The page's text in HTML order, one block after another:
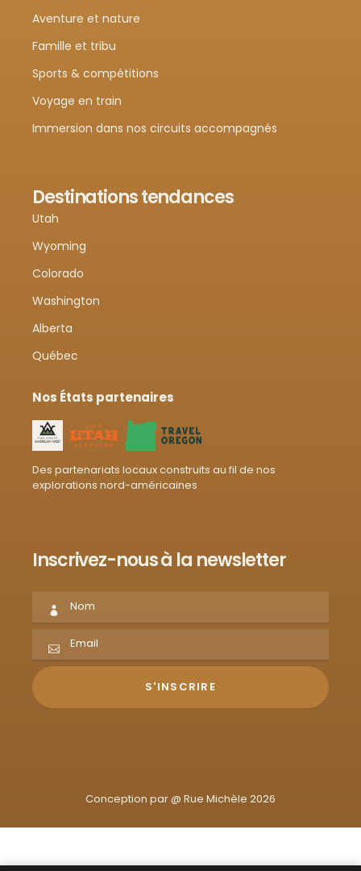
Aventure et nature
Famille et tribu
Sports & compétitions
Voyage en train
Immersion dans nos circuits accompagnés
Destinations tendances
Utah
Wyoming
Colorado
Washington
Alberta
Québec
Nos États partenaires
Des partenariats locaux construits au fil de nos
explorations nord-américaines
Inscrivez-nous à la newsletter
Conception par @ Rue Michèle 2026